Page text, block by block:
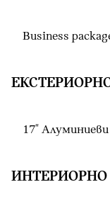
Business
17"
ИНТЕРИОРНО